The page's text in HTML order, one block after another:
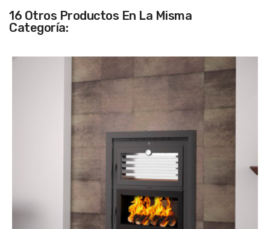
16 Otros Productos En La Misma
Categoría: